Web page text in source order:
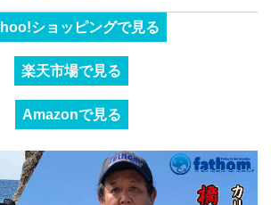
ショッピングで見る
楽天市場で見る
Amazonで見る